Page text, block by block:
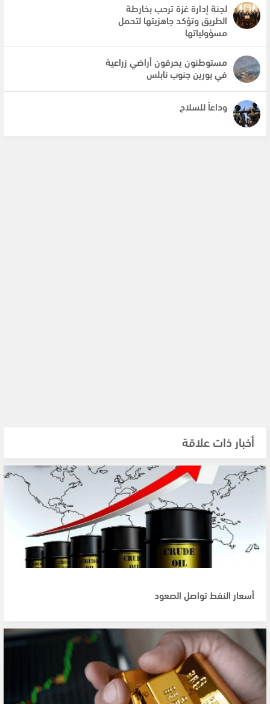
لجنة إدارة غزة ترحب بخارطة
الطريق وتؤكد جاهزيتها لتحمل
مسؤولياتها
مستوطنون يحرقون أراضي زراعية
في بورين جنوب نابلس
وداعاً للسلاح
أخبار ذات علاقة
أسعار النفط تواصل الصعود